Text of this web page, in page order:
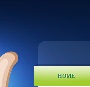
HOME